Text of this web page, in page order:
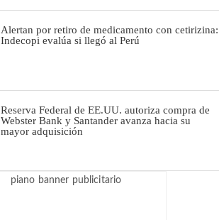
Alertan por retiro de medicamento con cetirizina:
Indecopi evalúa si llegó al Perú
Reserva Federal de EE.UU. autoriza compra de
Webster Bank y Santander avanza hacia su
mayor adquisición